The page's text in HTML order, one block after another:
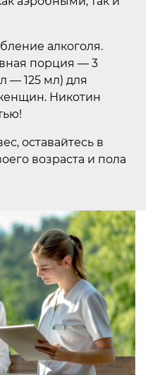
алкоголя.
порция — 3
— 125 мл) для
Никотин
оставайтесь в
возраста и пола